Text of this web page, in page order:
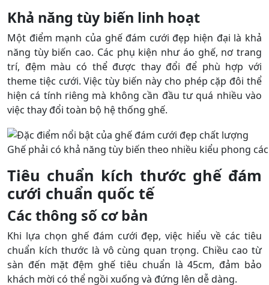
Khả năng tùy biến linh hoạt
Một điểm mạnh của ghế đám cưới đẹp hiện đại là khả
năng tùy biến cao. Các phụ kiện như áo ghế, nơ trang
trí, đệm màu có thể được thay đổi để phù hợp với
theme tiệc cưới. Việc tùy biến này cho phép cặp đôi thể
hiện cá tính riêng mà không cần đầu tư quá nhiều vào
việc thay đổi toàn bộ hệ thống ghế.
Ghế phải có khả năng tùy biến theo nhiều kiểu phong
Tiêu chuẩn kích thước ghế đám
cưới chuẩn quốc tế
Các thông số cơ bản
Khi lựa chọn ghế đám cưới đẹp, việc hiểu về các tiêu
chuẩn kích thước là vô cùng quan trọng. Chiều cao từ
sàn đến mặt đệm ghế tiêu chuẩn là 45cm, đảm bảo
khách mời có thể ngồi xuống và đứng lên dễ dàng.